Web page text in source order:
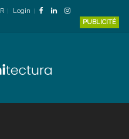
Login
PUBLICITÉ